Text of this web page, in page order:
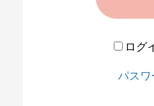
ログ
パス